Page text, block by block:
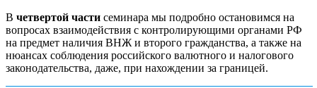
В четвертой части семинара мы подробно остановимся на
вопросах взаимодействия с контролирующими органами РФ
на предмет наличия ВНЖ и второго гражданства, а также на
нюансах соблюдения российского валютного и налогового
законодательства, даже, при нахождении за границей.